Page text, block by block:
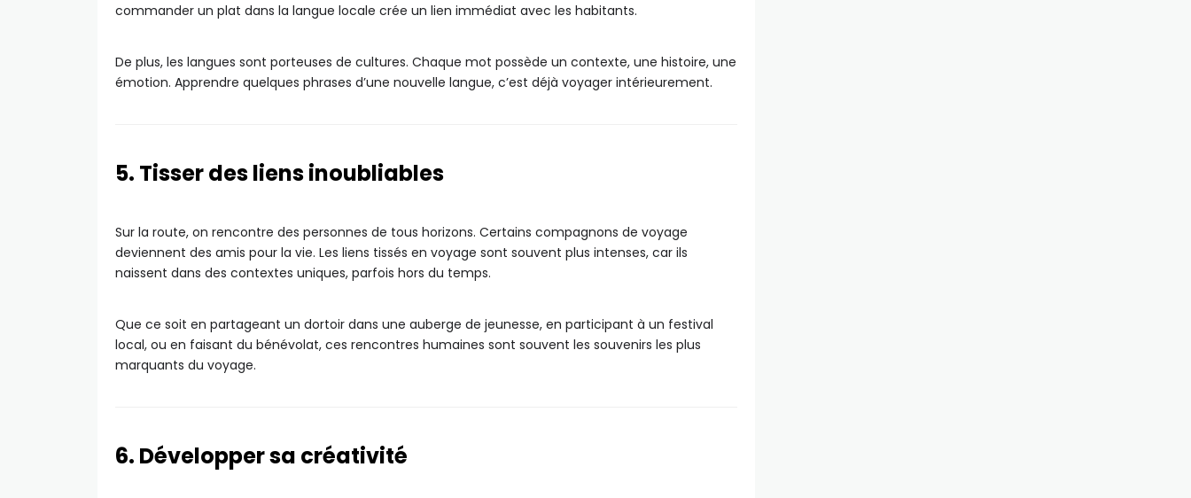
commander un plat dans la langue locale crée un lien immédiat avec les habitants.
De plus, les langues sont porteuses de cultures. Chaque mot possède un contexte, une histoire, une
émotion. Apprendre quelques phrases d’une nouvelle langue, c’est déjà voyager intérieurement.
5. Tisser des liens inoubliables
Sur la route, on rencontre des personnes de tous horizons. Certains compagnons de voyage
deviennent des amis pour la vie. Les liens tissés en voyage sont souvent plus intenses, car ils
naissent dans des contextes uniques, parfois hors du temps.
Que ce soit en partageant un dortoir dans une auberge de jeunesse, en participant à un festival
local, ou en faisant du bénévolat, ces rencontres humaines sont souvent les souvenirs les plus
marquants du voyage.
6. Développer sa créativité